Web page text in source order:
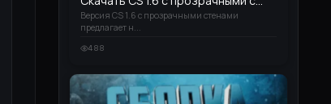
Версия CS 1.6 с прозрачными стенами
предлагает н...
488